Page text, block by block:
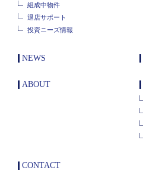
組成中物件
退店サポート
投資ニーズ情報
NEWS
ABOUT
CONTACT